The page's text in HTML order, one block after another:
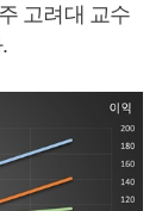
고려대 교수